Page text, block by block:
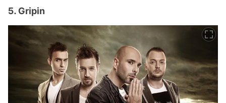
5. Gripin